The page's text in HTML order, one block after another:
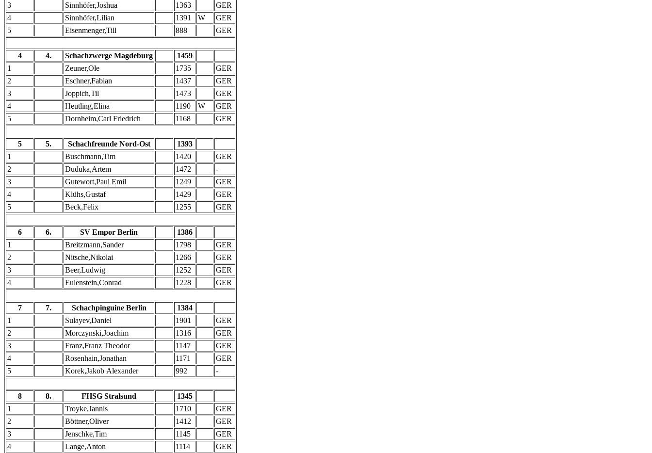
3
Sinnhöfer,Joshua 1363
GER
4
Sinnhöfer,Lilian 1391 W
GER
5
Eisenmenger,Till 888 GER
4 4. Schachzwerge Magdeburg
1459
1
Zeuner,Ole 1735
GER
2
Eschner,Fabian 1437
GER
3
Joppich,Til 1473
GER
4
Heutling,Elina 1190 W
GER
5
Dornheim,Carl Friedrich 1168 GER
5 5. Schachfreunde Nord-Ost
1393
1
Buschmann,Tim 1420
GER
2
Duduka,Artem 1472
-
3
Gutewort,Paul Emil 1249
GER
4
Klühs,Gustaf 1429
GER
5
Beck,Felix 1255 GER
6 6. SV Empor Berlin
1386
1
Breitzmann,Sander 1798
GER
2
Nitsche,Nikolai 1266
GER
3
Beer,Ludwig 1252
GER
4
Eulenstein,Conrad 1228 GER
7 7. Schachpinguine Berlin
1384
1
Sulayev,Daniel 1901
GER
2
Morczynski,Joachim 1316
GER
3
Franz,Franz Theodor 1147
GER
4
Rosenhain,Jonathan 1171
GER
5
Korek,Jakob Alexander 992 -
8 8. FHSG Stralsund
1345
1
Troyke,Jannis 1710
GER
2
Böttner,Oliver 1412
GER
3
Jenschke,Tim 1145
GER
4
Lange,Anton 1114 GER